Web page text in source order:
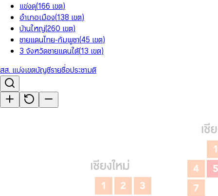
แข่งดุ(166 เขต)
อำเภอเมือง(138 เขต)
บ้านใหญ่(260 เขต)
ชายแดนไทย-กัมพูชา(45 เขต)
3 จังหวัดชายแดนใต้(13 เขต)
สส. แบ่งเขตบัญชีรายชื่อประชามติ